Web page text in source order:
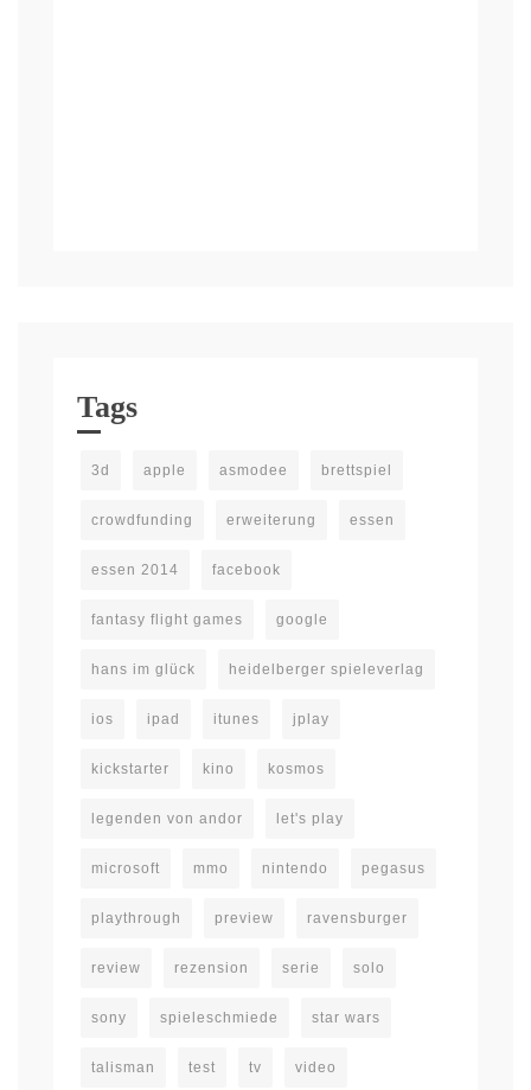
Tags
3d apple asmodee brettspiel
crowdfunding erweiterung essen
essen 2014 facebook
fantasy flight games google
hans im glück heidelberger spieleverlag
ios ipad itunes jplay
kickstarter kino kosmos
legenden von andor let's play
microsoft mmo nintendo pegasus
playthrough preview ravensburger
review rezension serie solo
sony spieleschmiede star wars
talisman test tv video